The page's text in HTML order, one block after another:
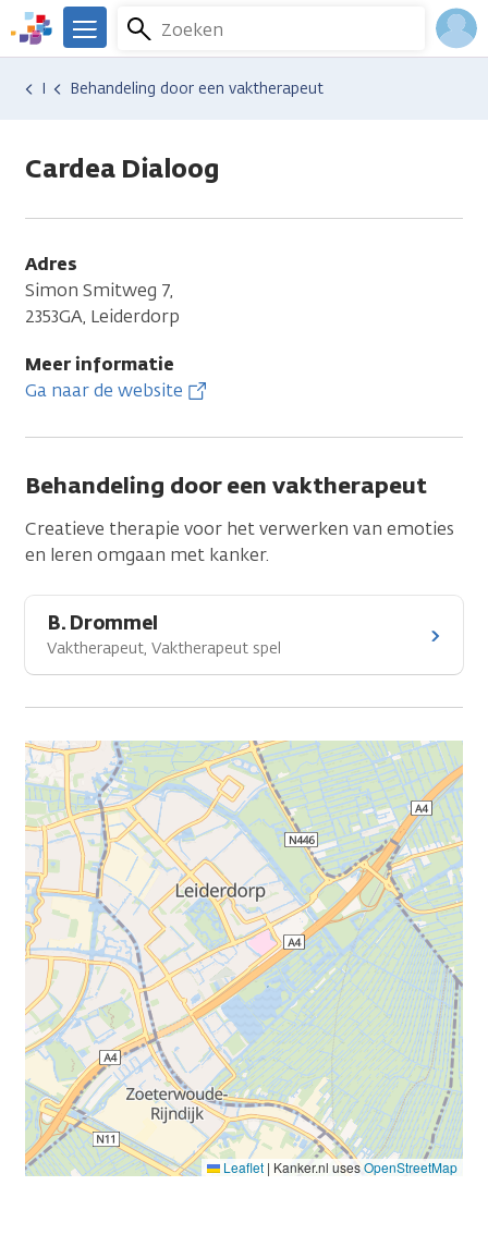
Overslaan
en
naar
We
er
Kanker.nl
Zoeken
Menu
Hulp en ondersteuning
Vind hulp bij kanker
Gedachten en emoties
Depressie Behandeling door een vaktherapeut
Cardea Dialoog
Adres
Simon Smitweg 7,
2353GA, Leiderdorp
Meer informatie
Ga naar de website
Behandeling door een vaktherapeut
Creatieve therapie voor het verwerken van emoties
en leren omgaan met kanker.
B. Drommel
Vaktherapeut, Vaktherapeut spel
Leaflet | Kanker.nl usesOpenStreetMap